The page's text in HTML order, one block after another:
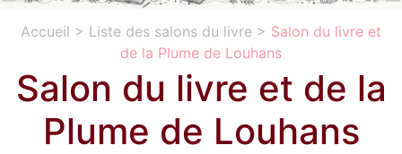
Accueil > Liste des salons du livre > Salon du livre et
de la Plume de Louhans
Salon du livre et de la
Plume de Louhans